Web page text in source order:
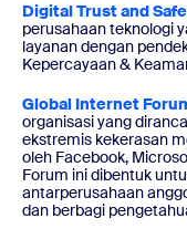
Digital Trust and
perusahaan teknologi
layanan dengan
Kepercayaan &
Global Internet
organisasi yang
ekstremis kekerasan
oleh Facebook,
Forum ini dibentuk
antarperusahaan
dan berbagi